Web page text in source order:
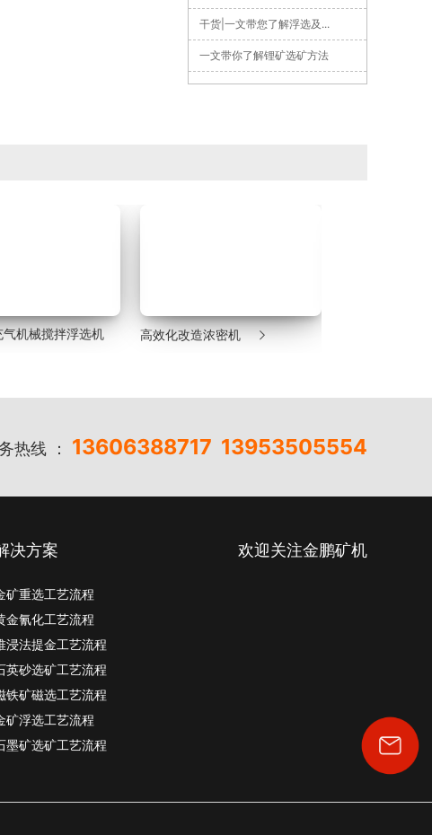
干货|一文带您了解浮选及...
一文带你了解锂矿选矿方法
气机械搅拌浮选机 高效化改造浓密机 
热线 ： 13606388717 13953505554
决方案
矿重选工艺流程
金氰化工艺流程
浸法提金工艺流程
英砂选矿工艺流程
铁矿磁选工艺流程
矿浮选工艺流程
墨矿选矿工艺流程
欢迎关注金鹏矿机